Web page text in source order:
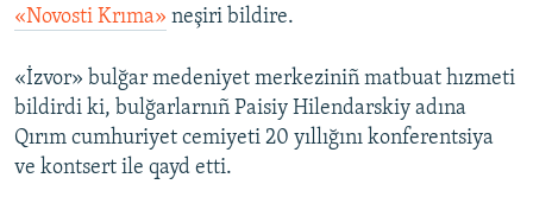
SÜRET
FİKİR
Русский
«Novosti Krıma» neşiri bildire.
«İzvor» bulğar medeniyet merkeziniñ matbuat hızmeti
bildirdi ki, bulğarlarnıñ Paisiy Hilendarskiy adına
Qırım cumhuriyet cemiyeti 20 yıllığını konferentsiya
ve kontsert ile qayd etti.